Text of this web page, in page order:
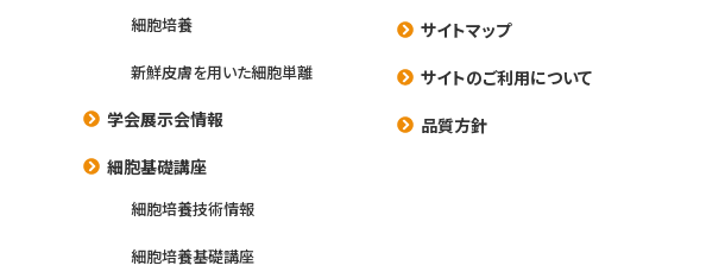
細胞培養
新鮮皮膚を用いた細胞単離
学会展示会情報
細胞基礎講座
細胞培養技術情報
細胞培養基礎講座
サイトマップ
サイトのご利用について
品質方針